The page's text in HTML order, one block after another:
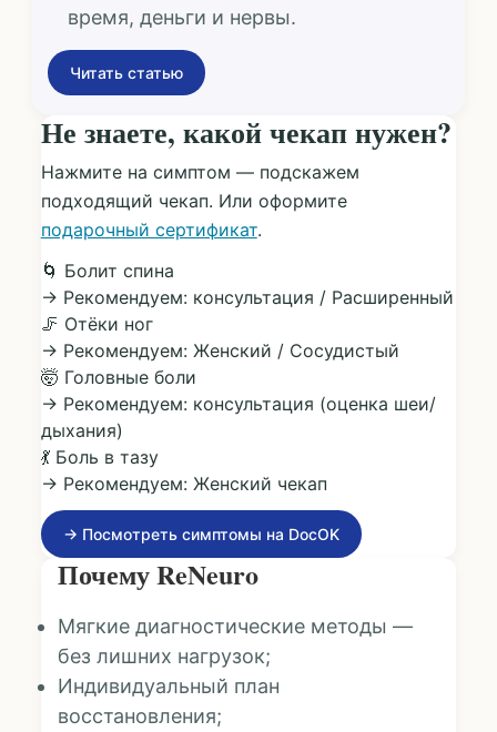
время, деньги и нервы.
Читать статью
Не знаете, какой чекап нужен?
Нажмите на симптом — подскажем
подходящий чекап. Или оформите
подарочный сертификат.
🌀 Болит спина
→ Рекомендуем: консультация / Расширенный
🦵 Отёки ног
→ Рекомендуем: Женский / Сосудистый
🤯 Головные боли
→ Рекомендуем: консультация (оценка шеи/
дыхания)
💃 Боль в тазу
→ Рекомендуем: Женский чекап
→ Посмотреть симптомы на DocOK
Почему ReNeuro
Мягкие диагностические методы —
без лишних нагрузок;
Индивидуальный план
восстановления;